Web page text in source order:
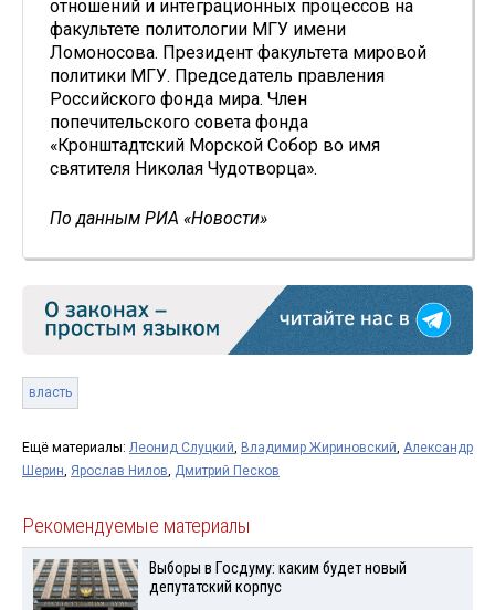
отношений и интеграционных процессов на
факультете политологии МГУ имени
Ломоносова. Президент факультета мировой
политики МГУ. Председатель правления
Российского фонда мира. Член
попечительского совета фонда
«Кронштадтский Морской Собор во имя
святителя Николая Чудотворца».
По данным РИА «Новости»
власть
Ещё материалы: Леонид Слуцкий Владимир Жириновский Александр
Шерин Ярослав Нилов Дмитрий Песков
Рекомендуемые материалы
Выборы в Госдуму: каким будет новый
депутатский корпус